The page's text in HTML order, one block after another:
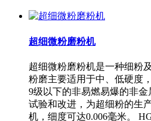
超细微粉磨粉机
超细微粉磨粉机是一种细粉
粉磨主要适用于中、低硬度
9级以下的非易燃易爆的非
试验和改进，为超细粉的生
机，细度可达0.006毫米。